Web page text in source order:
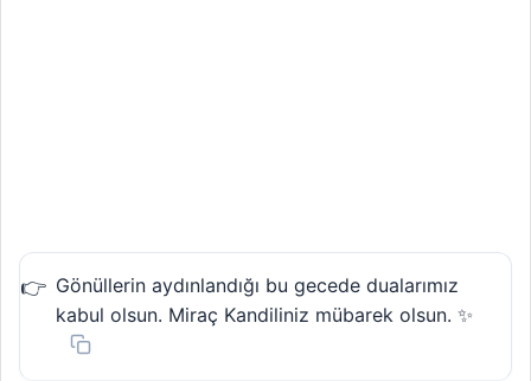
Gönüllerin aydınlandığı bu gecede dualarımız
kabul olsun. Miraç Kandiliniz mübarek olsun. ✨